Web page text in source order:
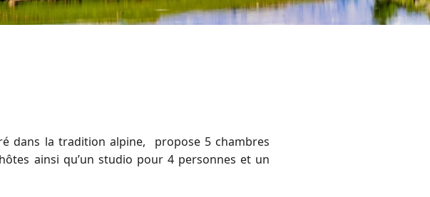
dans la tradition alpine, propose 5 chambres
ainsi qu’un studio pour 4 personnes et un